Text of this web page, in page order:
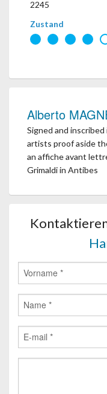
2245
Zustand
Alberto
Signed and
artists proof aside
an affiche avant
Grimaldi in Antibes